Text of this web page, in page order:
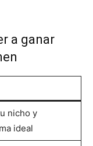
a ganar
nicho y
ideal